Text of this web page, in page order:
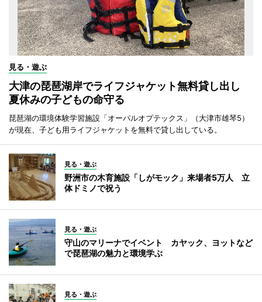
見る・遊ぶ
大津の琵琶湖岸でライフジャケット無料貸し出し
夏休みの子どもの命守る
琵琶湖の環境体験学習施設「オーパルオプテックス」（大津市雄琴5）
が現在、子ども用ライフジャケットを無料で貸し出している。
見る・遊ぶ
野洲市の木育施設「しがモック」来場者5万人 立
体ドミノで祝う
見る・遊ぶ
守山のマリーナでイベント カヤック、ヨットなど
で琵琶湖の魅力と環境学ぶ
見る・遊ぶ